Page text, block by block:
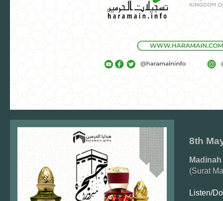
8th
(Surat
Listen/